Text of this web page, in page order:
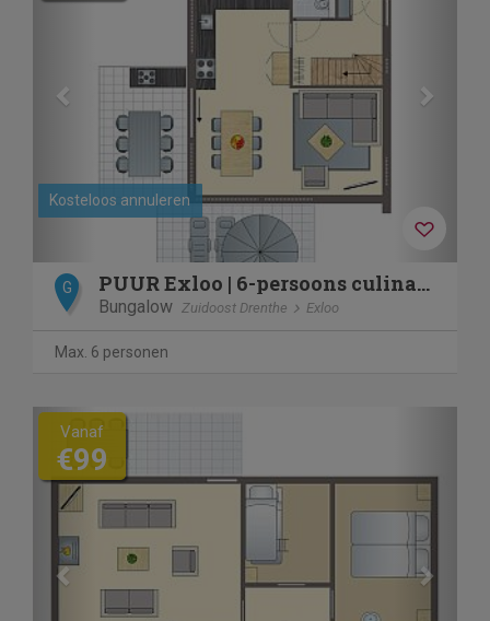
Kosteloos annuleren
G PUUR Exloo | 6-persoons culinair buitenleven vakantiehuis |
Bungalow Zuidoost Drenthe Exloo
Max. 6 personen
Previous
Vanaf
€99